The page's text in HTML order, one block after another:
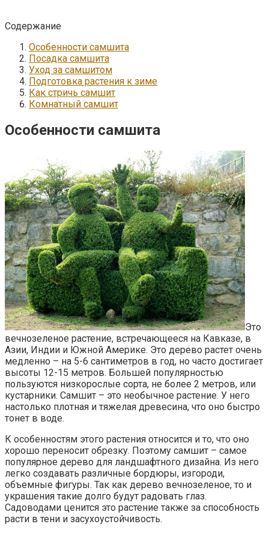
Содержание
Особенности самшита
Посадка самшита
Уход за самшитом
Подготовка растения к зиме
Как стричь самшит
Комнатный самшит
Особенности самшита
Это
вечнозеленое растение, встречающееся на Кавказе, в
Азии, Индии и Южной Америке. Это дерево растет очень
медленно – на 5-6 сантиметров в год, но часто достигает
высоты 12-15 метров. Большей популярностью
пользуются низкорослые сорта, не более 2 метров, или
кустарники. Самшит – это необычное растение. У него
настолько плотная и тяжелая древесина, что оно быстро
тонет в воде.
К особенностям этого растения относится и то, что оно
хорошо переносит обрезку. Поэтому самшит – самое
популярное дерево для ландшафтного дизайна. Из него
легко создавать различные бордюры, изгороди,
объемные фигуры. Так как дерево вечнозеленое, то и
украшения такие долго будут радовать глаз.
Садоводами ценится это растение также за способность
расти в тени и засухоустойчивость.